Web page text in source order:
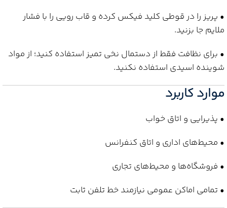
• پریز را در قوطی کلید فیکس کرده و قاب رویی را با فشار
ملایم جا بزنید.
• برای نظافت فقط از دستمال نخی تمیز استفاده کنید؛ از مواد
شوینده اسیدی استفاده نکنید.
موارد کاربرد
• پذیرایی و اتاق خواب
• محیط‌های اداری و اتاق کنفرانس
• فروشگاه‌ها و محیط‌های تجاری
• تمامی اماکن عمومی نیازمند خط تلفن ثابت